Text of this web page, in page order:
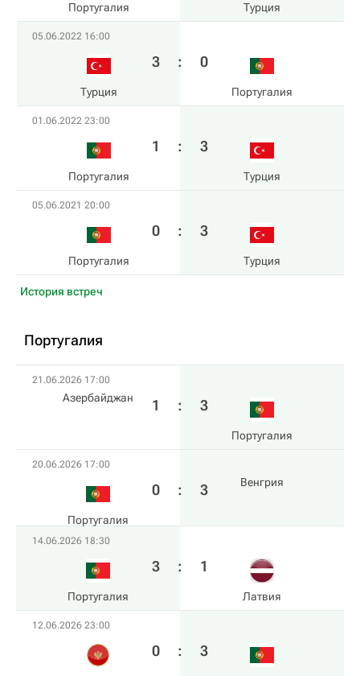
Португалия Турция
05.06.2022 16:00
Турция
3 : 0
Португалия
01.06.2022 23:00
Португалия
1 : 3
Турция
05.06.2021 20:00
Португалия
0 : 3
Турция
История встреч
Португалия
21.06.2026 17:00
Азербайджан 1 : 3
Португалия
20.06.2026 17:00
Португалия
0 : 3 Венгрия
14.06.2026 18:30
Португалия
3 : 1
Латвия
12.06.2026 23:00
0 : 3